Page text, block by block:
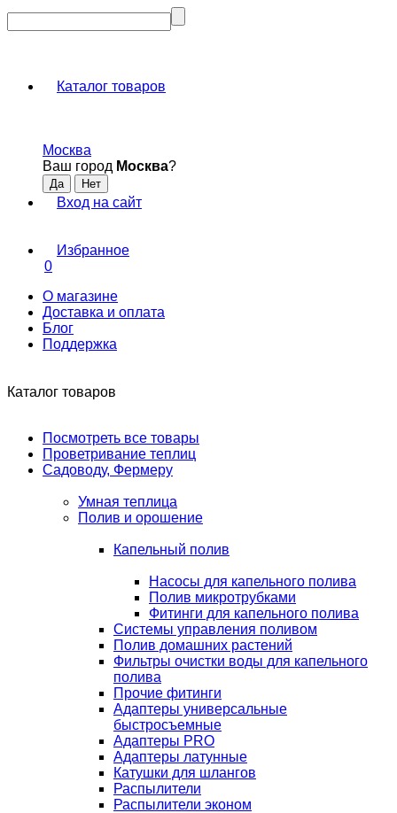
Каталог товаров
Москва
Ваш город Москва?
Вход на сайт
Избранное
0
О магазине
Доставка и оплата
Блог
Поддержка
Каталог товаров
Посмотреть все товары
Проветривание теплиц
Садоводу, Фермеру
Умная теплица
Полив и орошение
Капельный полив
Насосы для капельного полива
Полив микротрубками
Фитинги для капельного полива
Системы управления поливом
Полив домашних растений
Фильтры очистки воды для капельного
полива
Прочие фитинги
Адаптеры универсальные
быстросъемные
Адаптеры PRO
Адаптеры латунные
Катушки для шлангов
Распылители
Распылители эконом